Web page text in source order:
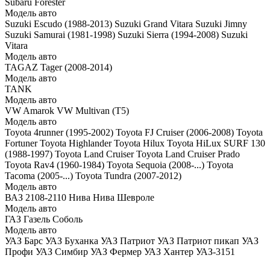
Subaru Forester
Модель авто
Suzuki Escudo (1988-2013) Suzuki Grand Vitara Suzuki Jimny
Suzuki Samurai (1981-1998) Suzuki Sierra (1994-2008) Suzuki
Vitara
Модель авто
TAGAZ Tager (2008-2014)
Модель авто
TANK
Модель авто
VW Amarok VW Multivan (T5)
Модель авто
Toyota 4runner (1995-2002) Toyota FJ Cruiser (2006-2008) Toyota
Fortuner Toyota Highlander Toyota Hilux Toyota HiLux SURF 130
(1988-1997) Toyota Land Cruiser Toyota Land Cruiser Prado
Toyota Rav4 (1960-1984) Toyota Sequoia (2008-...) Toyota
Tacoma (2005-...) Toyota Tundra (2007-2012)
Модель авто
ВАЗ 2108-2110 Нива Нива Шевроле
Модель авто
ГАЗ Газель Соболь
Модель авто
УАЗ Барс УАЗ Буханка УАЗ Патриот УАЗ Патриот пикап УАЗ
Профи УАЗ Симбир УАЗ Фермер УАЗ Хантер УАЗ-3151